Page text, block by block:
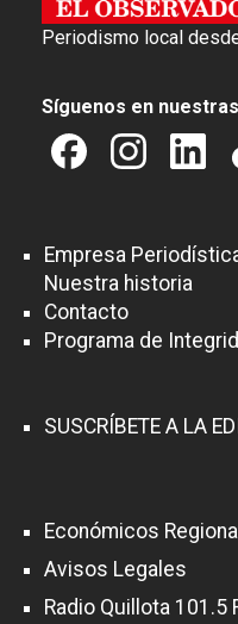
Periodismo local
Síguenos en
Empresa
Nuestra historia
Contacto
Programa de
SUSCRÍBETE A LA
Económicos
Avisos Legales
Radio Quillota 101.5